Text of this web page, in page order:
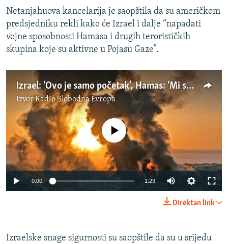
Netanjahuova kancelarija je saopštila da su američkom
predsjedniku rekli kako će Izrael i dalje “napadati
vojne sposobnosti Hamasa i drugih terorističkih
skupina koje su aktivne u Pojasu Gaze”.
Izrael: ‘Ovo je samo početak’, Hamas: ‘Mi smo spremni’
IzvorRadio Slobodna Evropa
No media source currently available
0:00 1:23
Direktan link
Izraelske snage sigurnosti su saopštile da su u srijedu